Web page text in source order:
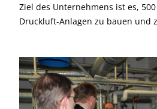
Ziel des Unternehmens ist es,
Druckluft-Anlagen zu bauen und